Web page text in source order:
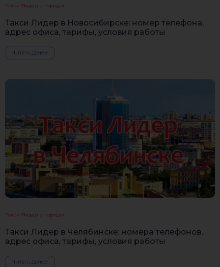
Такси Лидер в городах
Такси Лидер в Новосибирске: номер телефона,
адрес офиса, тарифы, условия работы
Читать далее
Такси Лидер в городах
Такси Лидер в Челябинске: номера телефонов,
адрес офиса, тарифы, условия работы
Читать далее